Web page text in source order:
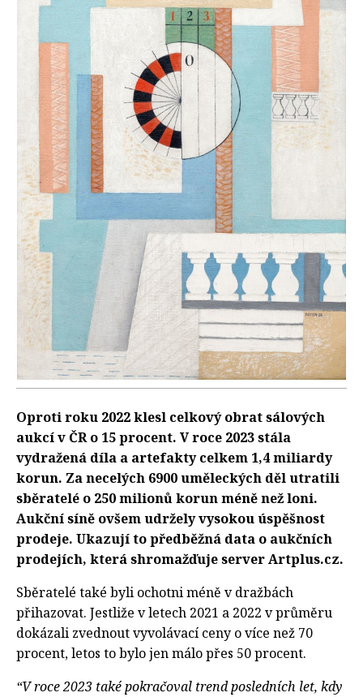
Oproti roku 2022 klesl celkový obrat sálových
aukcí v ČR o 15 procent. V roce 2023 stála
vydražená díla a artefakty celkem 1,4 miliardy
korun. Za necelých 6900 uměleckých děl utratili
sběratelé o 250 milionů korun méně než loni.
Aukční síně ovšem udržely vysokou úspěšnost
prodeje. Ukazují to předběžná data o aukčních
prodejích, která shromažďuje server Artplus.cz.
Sběratelé také byli ochotni méně v dražbách
přihazovat. Jestliže v letech 2021 a 2022 v průměru
dokázali zvednout vyvolávací ceny o více než 70
procent, letos to bylo jen málo přes 50 procent.
“V roce 2023 také pokračoval trend posledních let, kdy